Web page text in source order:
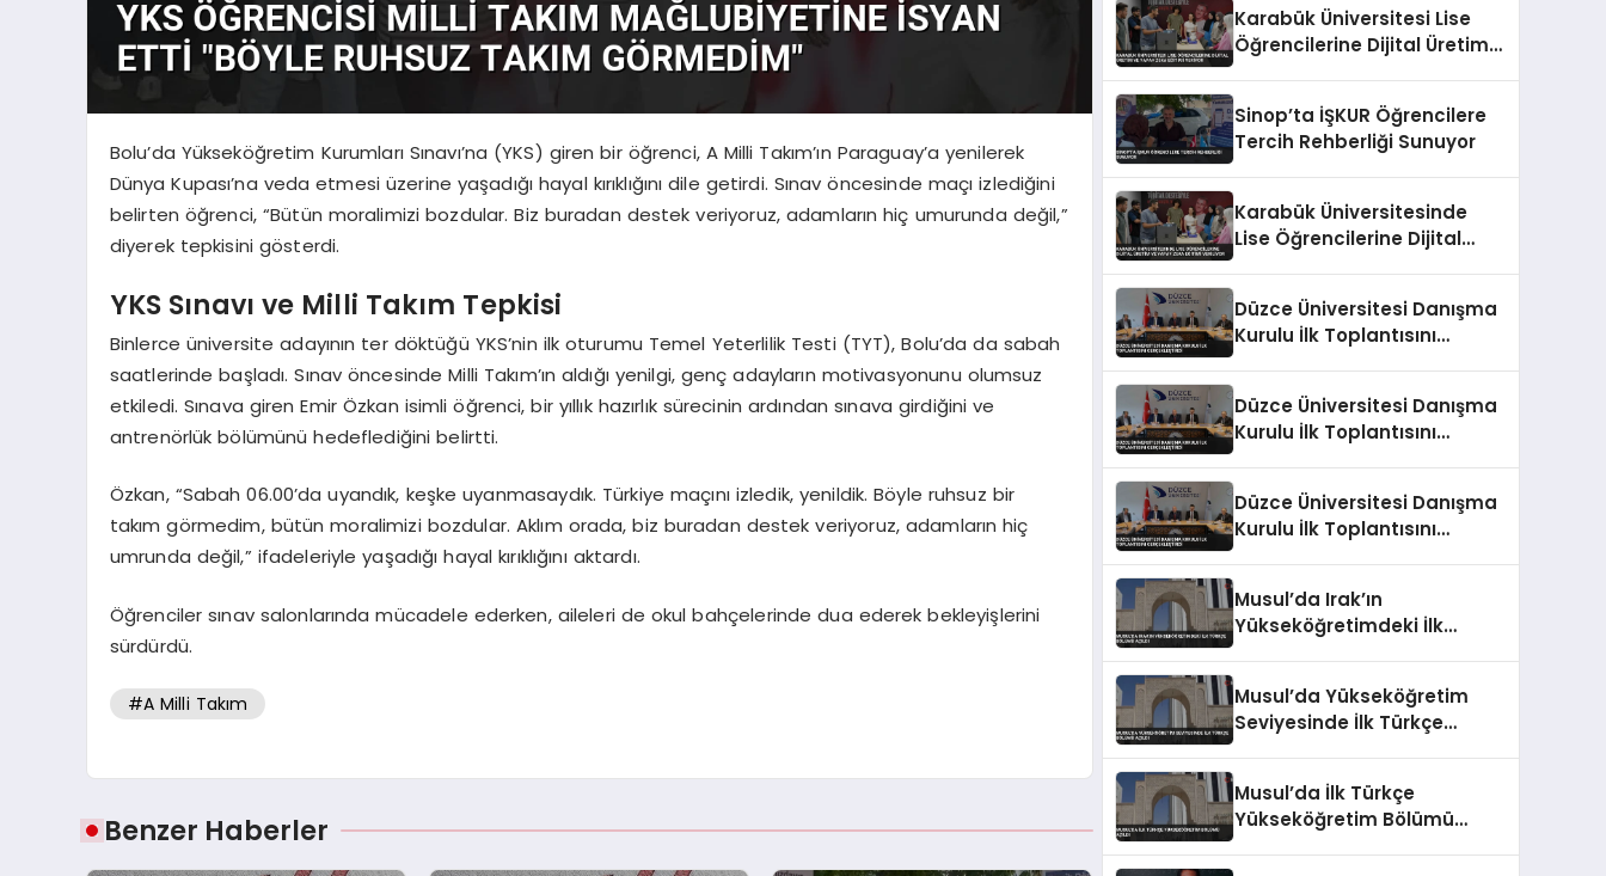
Bolu’da Yükseköğretim Kurumları Sınavı’na (YKS) giren bir öğrenci, A Milli Takım’ın Paraguay’a yenilerek
Dünya Kupası’na veda etmesi üzerine yaşadığı hayal kırıklığını dile getirdi. Sınav öncesinde maçı izlediğini
belirten öğrenci, “Bütün moralimizi bozdular. Biz buradan destek veriyoruz, adamların hiç umurunda değil,”
diyerek tepkisini gösterdi.
YKS Sınavı ve Milli Takım Tepkisi
Binlerce üniversite adayının ter döktüğü YKS’nin ilk oturumu Temel Yeterlilik Testi (TYT), Bolu’da da sabah
saatlerinde başladı. Sınav öncesinde Milli Takım’ın aldığı yenilgi, genç adayların motivasyonunu olumsuz
etkiledi. Sınava giren Emir Özkan isimli öğrenci, bir yıllık hazırlık sürecinin ardından sınava girdiğini ve
antrenörlük bölümünü hedeflediğini belirtti.
Özkan, “Sabah 06.00’da uyandık, keşke uyanmasaydık. Türkiye maçını izledik, yenildik. Böyle ruhsuz bir
takım görmedim, bütün moralimizi bozdular. Aklım orada, biz buradan destek veriyoruz, adamların hiç
umrunda değil,” ifadeleriyle yaşadığı hayal kırıklığını aktardı.
Öğrenciler sınav salonlarında mücadele ederken, aileleri de okul bahçelerinde dua ederek bekleyişlerini
sürdürdü.
#A Milli Takım
Benzer Haberler
Karabük Üniversitesi Lise
Öğrencilerine Dijital Üretim
Sinop’ta İŞKUR Öğrencilere
Tercih Rehberliği Sunuyor
Karabük Üniversitesinde
Lise Öğrencilerine Dijital
Düzce Üniversitesi Danışma
Kurulu İlk Toplantısını
Düzce Üniversitesi Danışma
Kurulu İlk Toplantısını
Düzce Üniversitesi Danışma
Kurulu İlk Toplantısını
Musul’da Irak’ın
Yükseköğretimdeki İlk
Musul’da Yükseköğretim
Seviyesinde İlk Türkçe
Musul’da İlk Türkçe
Yükseköğretim Bölümü